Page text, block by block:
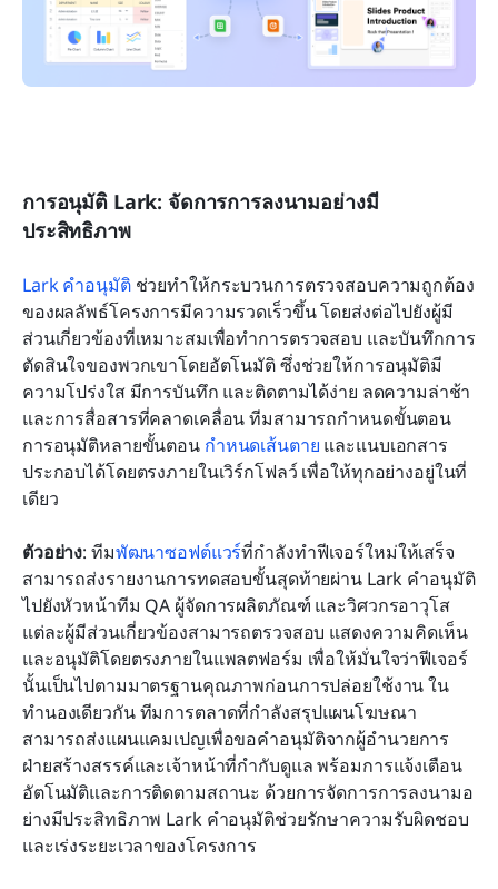
การอนุมัติ Lark: จัดการการลงนามอย่างมี
ประสิทธิภาพ
Lark คำอนุมัติ ช่วยทำให้กระบวนการตรวจสอบความถูกต้อง
ของผลลัพธ์โครงการมีความรวดเร็วขึ้น โดยส่งต่อไปยังผู้มี
ส่วนเกี่ยวข้องที่เหมาะสมเพื่อทำการตรวจสอบ และบันทึกการ
ตัดสินใจของพวกเขาโดยอัตโนมัติ ซึ่งช่วยให้การอนุมัติมี
ความโปร่งใส มีการบันทึก และติดตามได้ง่าย ลดความล่าช้า
และการสื่อสารที่คลาดเคลื่อน ทีมสามารถกำหนดขั้นตอน
การอนุมัติหลายขั้นตอน กำหนดเส้นตาย และแนบเอกสาร
ประกอบได้โดยตรงภายในเวิร์กโฟลว์ เพื่อให้ทุกอย่างอยู่ในที่
เดียว
ตัวอย่าง: ทีมพัฒนาซอฟต์แวร์ที่กำลังทำฟีเจอร์ใหม่ให้เสร็จ
สามารถส่งรายงานการทดสอบขั้นสุดท้ายผ่าน Lark คำอนุมัติ
ไปยังหัวหน้าทีม QA ผู้จัดการผลิตภัณฑ์ และวิศวกรอาวุโส
แต่ละผู้มีส่วนเกี่ยวข้องสามารถตรวจสอบ แสดงความคิดเห็น
และอนุมัติโดยตรงภายในแพลตฟอร์ม เพื่อให้มั่นใจว่าฟีเจอร์
นั้นเป็นไปตามมาตรฐานคุณภาพก่อนการปล่อยใช้งาน ใน
ทำนองเดียวกัน ทีมการตลาดที่กำลังสรุปแผนโฆษณา
สามารถส่งแผนแคมเปญเพื่อขอคำอนุมัติจากผู้อำนวยการ
ฝ่ายสร้างสรรค์และเจ้าหน้าที่กำกับดูแล พร้อมการแจ้งเตือน
อัตโนมัติและการติดตามสถานะ ด้วยการจัดการการลงนามอ
ย่างมีประสิทธิภาพ Lark คำอนุมัติช่วยรักษาความรับผิดชอบ
และเร่งระยะเวลาของโครงการ